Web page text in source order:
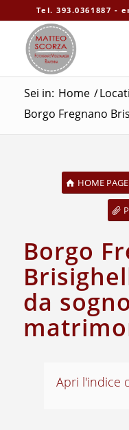
Tel. 393.0361887 -
Sei in: Home /
Borgo Fregnano
HOME PAGE
Borgo
da
Apri l'indice